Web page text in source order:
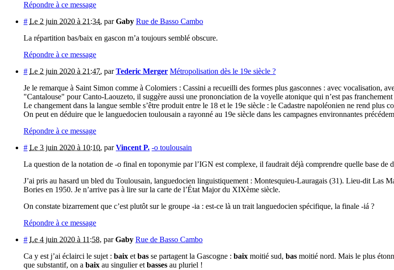
Répondre à ce message
# Le 2 juin 2020 à 21:34, parGaby Rue de Basso Cambo
La répartition bas/baix en gascon m’a toujours semblé obscure.
Répondre à ce message
# Le 2 juin 2020 à 21:47, parTederic Merger Métropolisation dès le 19e siècle ?
Je le remarque à Saint Simon comme à Colomiers : Cassini a recueilli des formes plus gasconnes : avec vocalisation,
"Cantalouse" pour Canto-Laouzeto, il suggère aussi une prononciation de la voyelle atonique qui n’est pas
Le changement dans la langue semble s’être produit entre le 18 et le 19e siècle : le Cadastre napoléonien ne rend plus
On peut en déduire que le languedocien toulousain a rayonné au 19e siècle dans les campagnes environnantes
Répondre à ce message
# Le 3 juin 2020 à 10:10, parVincent P. -o toulousain
La question de la notation de -o final en toponymie par l’IGN est complexe, il faudrait déjà comprendre quelle base de
J’ai pris au hasard un bled du Toulousain, languedocien linguistiquement : Montesquieu-Lauragais (31). Lieu-dit Las
Bories en 1950. Je n’arrive pas à lire sur la carte de l’État Major du XIXème siècle.
On constate bizarrement que c’est plutôt sur le groupe -ia : est-ce là un trait languedocien spécifique, la finale -iá ?
Répondre à ce message
# Le 4 juin 2020 à 11:58, parGaby Rue de Basso Cambo
Ca y est j’ai éclairci le sujet : baix et bas se partagent la Gascogne : baix moitié sud, bas moitié nord. Mais le plus
que substantif, on a baix au singulier et basses au pluriel !